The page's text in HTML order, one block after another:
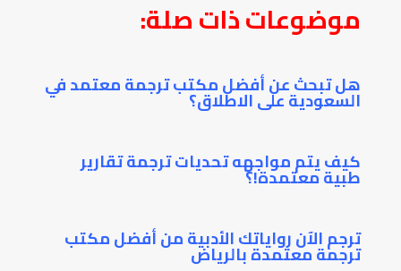
موضوعات ذات صلة:
هل تبحث عن أفضل مكتب ترجمة معتمد في
السعودية على الاطلاق؟
كيف يتم مواجهه تحديات ترجمة تقارير
طبية معتمدة!؟
ترجم الآن رواياتك الأدبية من أفضل مكتب
ترجمة معتمدة بالرياض